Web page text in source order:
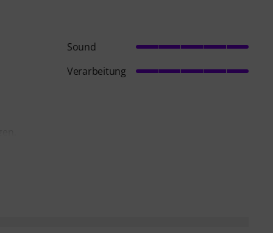
Sound
Verarbeitung